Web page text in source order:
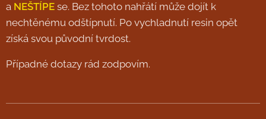
a NEŠTÍPE se. Bez tohoto nahřátí může dojít k
nechtěnému odštípnutí. Po vychladnutí resin opět
získá svou původní tvrdost.
Případné dotazy rád zodpovím.